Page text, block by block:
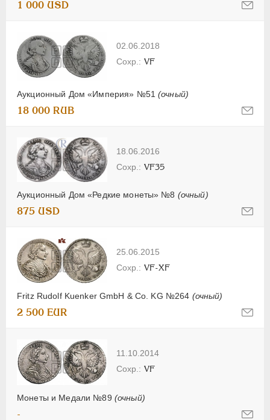
1 000 USD
02.06.2018
Аукционный Дом «Империя» №51(очный)
VF
18 000 RUB
18.06.2016
Аукционный Дом «Редкие монеты» №8 (очный)
VF35
875 USD
25.06.2015
Fritz Rudolf Kuenker GmbH & Co. KG №264 (очный)
VF-XF
2 500 EUR
11.10.2014
Монеты и Медали №89 (очный)
VF
-